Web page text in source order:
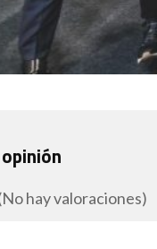
hay valoraciones)